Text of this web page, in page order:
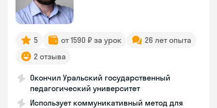
5 от 1590 ₽ за урок
26 лет опыта
2 отзыва
Окончил Уральский государственный
педагогический университет
Использует коммуникативный метод для